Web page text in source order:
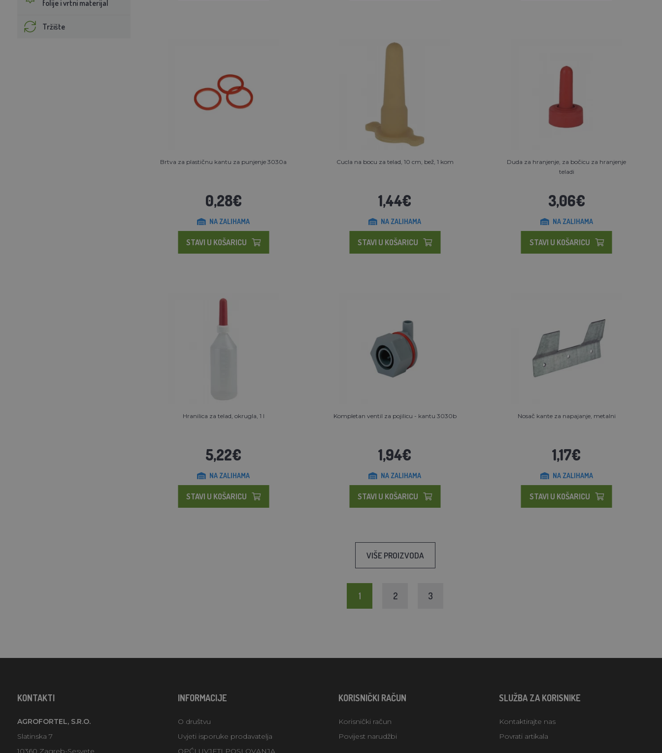
folije i vrtni materijal
Tržište
Brtva za plastičnu kantu za punjenje 3030a
0,28€
NA ZALIHAMA
STAVI U KOŠARICU
Cucla na bocu za telad, 10 cm, bež, 1 kom
1,44€
NA ZALIHAMA
STAVI U KOŠARICU
Duda za hranjenje, za bočicu za hranjenje
teladi
3,06€
NA ZALIHAMA
STAVI U KOŠARICU
Hranilica za telad, okrugla, 1 l
5,22€
NA ZALIHAMA
STAVI U KOŠARICU
Kompletan ventil za pojilicu - kantu 3030b
1,94€
NA ZALIHAMA
STAVI U KOŠARICU
Nosač kante za napajanje, metalni
1,17€
NA ZALIHAMA
STAVI U KOŠARICU
VIŠE PROIZVODA
1 2 3
KONTAKTI
AGROFORTEL, S.R.O.
Slatinska 7
10360 Zagreb-Sesvete
INFORMACIJE
O društvu
Uvjeti isporuke prodavatelja
OPĆI UVJETI POSLOVANJA
KORISNIČKI RAČUN
Korisnički račun
Povijest narudžbi
SLUŽBA ZA KORISNIKE
Kontaktirajte nas
Povrati artikala